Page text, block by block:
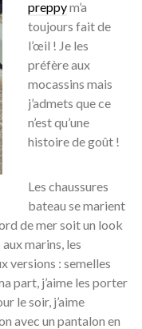
preppym’a
toujours fait de
l’œil ! Je les
préfère aux
mocassins mais
j’admets que ce
n’est qu’une
histoire de goût !
Les chaussures
bateau se marient
de mer soit un look
marins, les
versions : semelles
part, j’aime les porter
le soir, j’aime
avec un pantalon en